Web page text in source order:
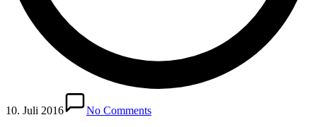
10. Juli 2016
No Comments